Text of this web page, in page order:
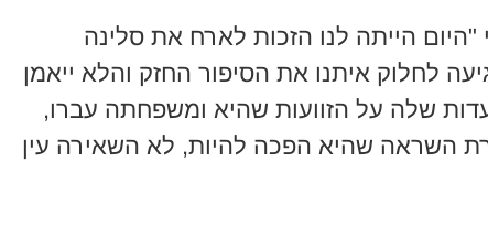
הייתה לנו הזכות לארח את סלינה
לחלוק איתנו את הסיפור החזק והלא ייאמן
שלה על הזוועות שהיא ומשפחתה עברו,
השראה שהיא הפכה להיות, לא השאירה עין